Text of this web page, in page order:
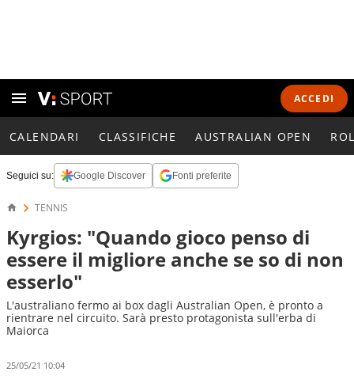
ACCEDI
CALENDARI CLASSIFICHE AUSTRALIAN OPEN
Seguici su: Google Discover Fonti preferite
TENNIS
Kyrgios: "Quando gioco penso di
essere il migliore anche se so di non
esserlo"
L'australiano fermo ai box dagli Australian Open, è pronto a
rientrare nel circuito. Sarà presto protagonista sull'erba di
Maiorca
25/05/21 10:04